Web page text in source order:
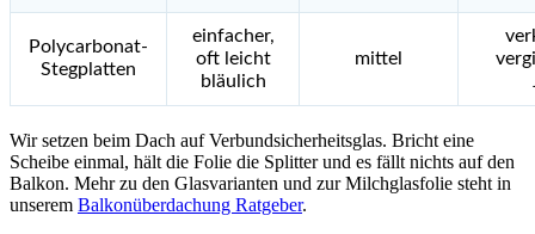
Polycarbonat-
Stegplatten
einfacher,
oft leicht
bläulich
mittel
Wir setzen beim Dach auf Verbundsicherheitsglas. Bricht eine
Scheibe einmal, hält die Folie die Splitter und es fällt nichts auf den
Balkon. Mehr zu den Glasvarianten und zur Milchglasfolie steht in
unserem Balkonüberdachung Ratgeber.